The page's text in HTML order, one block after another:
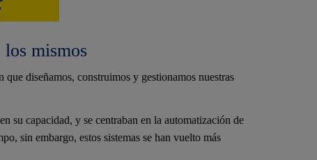
mismos
diseñamos, construimos y gestionamos nuestras
su capacidad, y se centraban en la automatización de
sin embargo, estos sistemas se han vuelto más